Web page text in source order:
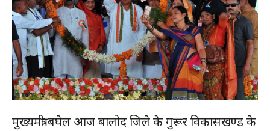
मुख्यमंत्री बघेल आज बालोद जिले के गुरूर विकासखण्ड के